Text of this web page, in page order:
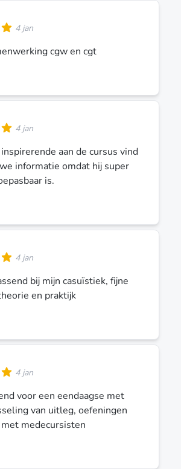
4 jan
cgw en cgt
4 jan
aan de cursus vind
informatie omdat hij super
is.
4 jan
bij mijn casuïstiek, fijne
en praktijk
4 jan
voor een eendaagse met
van uitleg, oefeningen
medecursisten